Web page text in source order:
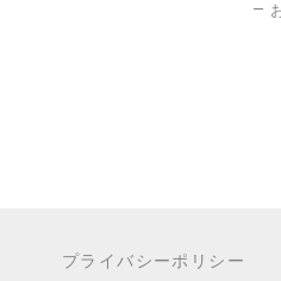
プライバシーポリシー